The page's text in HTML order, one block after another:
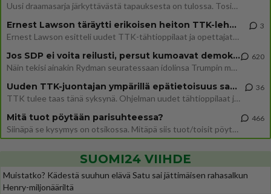
Uusi draamasarja järkyttävästä tapauksesta on tulossa. Tositapahtumiin perustuva sarja ammentaa vuoden 1986 Mikkelin pan
Ernest Lawson täräytti erikoisen heiton TTK-lehdistötilaisuudessa: " Onko tässä tarkoituksena...?"
Ernest Lawson esitteli uudet TTK-tähtioppilaat ja opettajat torstaina 6.8. lehdistölle. Tulevalla kaudella on yksi hausk
3
Jos SDP ei voita reilusti, persut kumoavat demokratian Suomesta
Näin tekisi ainakin Rydman seuratessaan idolinsa Trumpin mallia https://www.is.fi/politiikka/art-2000012187244.html
620
Uuden TTK-juontajan ympärillä epätietoisuus sakenee - Nyt MTV hämmentää soppaa
TTK tulee taas tänä syksynä. Ohjelman uudet tähtioppilaat julkistetaan torstaina 6. elokuuta klo 14 alkavassa lehdistö
36
Mitä tuot pöytään parisuhteessa?
Siinäpä se kysymys on otsikossa. Mitäpä siis tuot/toisit pöytään parisuhteessa? Oletko mies vai nainen? Koetko sen mitä
466
SUOMI24 VIIHDE
Muistatko? Kädestä suuhun elävä Satu sai jättimäisen rahasalkun
Henry-miljonääriltä